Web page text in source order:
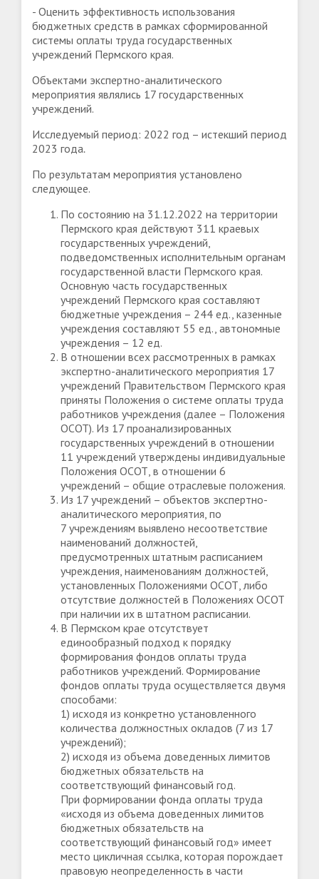
- Оценить эффективность использования
бюджетных средств в рамках сформированной
системы оплаты труда государственных
учреждений Пермского края.
Объектами экспертно-аналитического
мероприятия являлись 17 государственных
учреждений.
Исследуемый период: 2022 год – истекший период
2023 года.
По результатам мероприятия установлено
следующее.
По состоянию на 31.12.2022 на территории
Пермского края действуют 311 краевых
государственных учреждений,
подведомственных исполнительным органам
государственной власти Пермского края.
Основную часть государственных
учреждений Пермского края составляют
бюджетные учреждения – 244 ед., казенные
учреждения составляют 55 ед., автономные
учреждения – 12 ед.
В отношении всех рассмотренных в рамках
экспертно-аналитического мероприятия 17
учреждений Правительством Пермского края
приняты Положения о системе оплаты труда
работников учреждения (далее – Положения
ОСОТ). Из 17 проанализированных
государственных учреждений в отношении
11 учреждений утверждены индивидуальные
Положения ОСОТ, в отношении 6
учреждений – общие отраслевые положения.
Из 17 учреждений – объектов экспертно-
аналитического мероприятия, по
7 учреждениям выявлено несоответствие
наименований должностей,
предусмотренных штатным расписанием
учреждения, наименованиям должностей,
установленных Положениями ОСОТ, либо
отсутствие должностей в Положениях ОСОТ
при наличии их в штатном расписании.
В Пермском крае отсутствует
единообразный подход к порядку
формирования фондов оплаты труда
работников учреждений. Формирование
фондов оплаты труда осуществляется двумя
способами:
1) исходя из конкретно установленного
количества должностных окладов (7 из 17
учреждений);
2) исходя из объема доведенных лимитов
бюджетных обязательств на
соответствующий финансовый год.
При формировании фонда оплаты труда
«исходя из объема доведенных лимитов
бюджетных обязательств на
соответствующий финансовый год» имеет
место цикличная ссылка, которая порождает
правовую неопределенность в части